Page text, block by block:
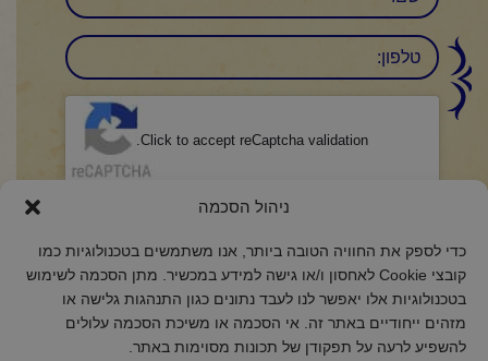
ניהול הסכמה
כדי לספק את החוויה הטובה ביותר, אנו משתמשים בטכנולוגיות כמו
קובצי Cookie לאחסון ו/או גישה למידע במכשיר. מתן הסכמה לשימוש
בטכנולוגיות אלו יאפשר לנו לעבד נתונים כגון התנהגות גלישה או
מזהים ייחודיים באתר זה. אי הסכמה או משיכת הסכמה עלולים
להשפיע לרעה על תפקודן של תכונות מסוימות באתר.
טלפון:
Click to accept reCaptcha validation.